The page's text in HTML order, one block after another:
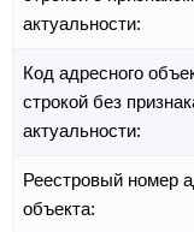
актуальности:
Код адресного
строкой без
актуальности:
Реестровый номер
объекта: